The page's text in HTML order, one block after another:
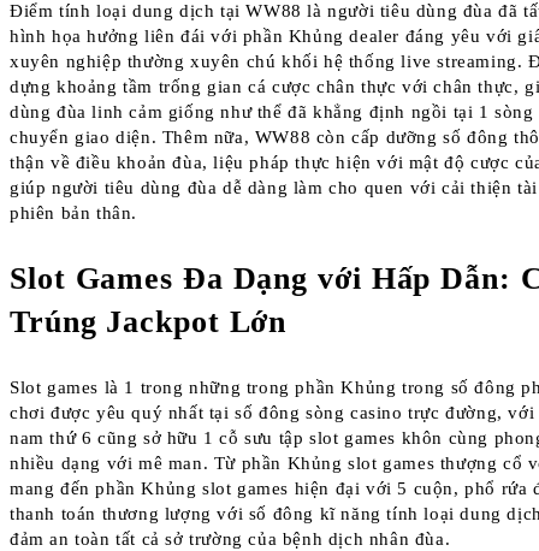
Điểm tính loại dung dịch tại WW88 là người tiêu dùng đùa đã
hình họa hưởng liên đái với phần Khủng dealer đáng yêu với
xuyên nghiệp thường xuyên chú khối hệ thống live streaming.
dựng khoảng tầm trống gian cá cược chân thực với chân thực,
dùng đùa linh cảm giống như thể đã khẳng định ngồi tại 1 sòng
chuyển giao diện. Thêm nữa, WW88 còn cấp dưỡng số đông
thận về điều khoản đùa, liệu pháp thực hiện với mật độ cược
giúp người tiêu dùng đùa dễ dàng làm cho quen với cải thiện
phiên bản thân.
Slot Games Đa Dạng với Hấp Dẫn:
Trúng Jackpot Lớn
Slot games là 1 trong những trong phần Khủng trong số đông
chơi được yêu quý nhất tại số đông sòng casino trực đường,
nam thứ 6 cũng sở hữu 1 cỗ sưu tập slot games khôn cùng
nhiều dạng với mê man. Từ phần Khủng slot games thượng cổ
mang đến phần Khủng slot games hiện đại với 5 cuộn, phổ rứa
thanh toán thương lượng với số đông kĩ năng tính loại dung
đảm an toàn tất cả sở trường của bệnh dịch nhân đùa.